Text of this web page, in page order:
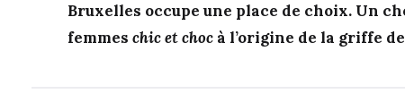
Bruxelles occupe une place de choix. Un
femmes chic et choc à l’origine de la griffe